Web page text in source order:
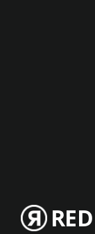
RED